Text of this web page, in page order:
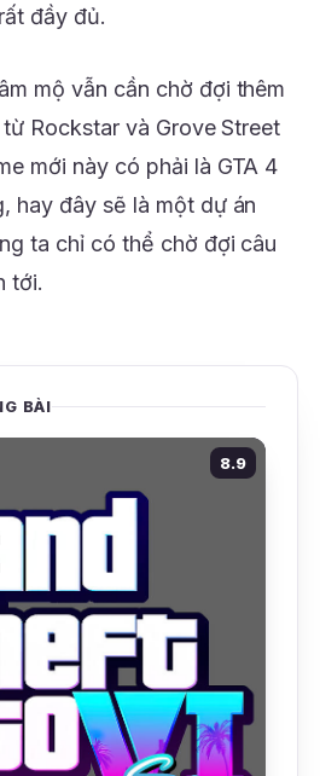
đầy đủ.
mộ vẫn cần chờ đợi thêm
Rockstar và Grove Street
mới này có phải là GTA 4
hay đây sẽ là một dự án
ta chỉ có thể chờ đợi câu
tới.
BÀI
8.9